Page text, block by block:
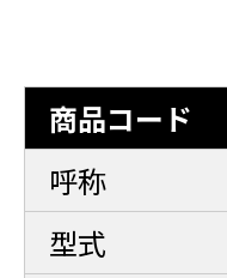
商品コード
呼称
型式